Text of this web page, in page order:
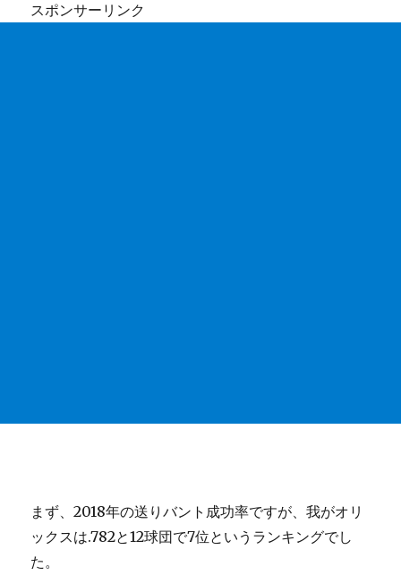
スポンサーリンク
まず、2018年の送りバント成功率ですが、我がオリ
ックスは.782と12球団で7位というランキングでし
た。